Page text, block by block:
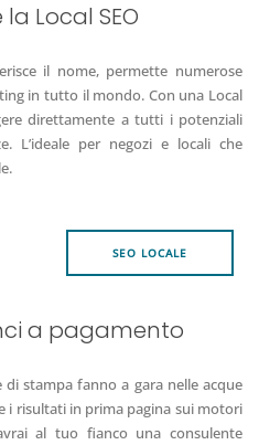
Local SEO
il nome, permette numerose
in tutto il mondo. Con una Local
direttamente a tutti i potenziali
L’ideale per negozi e locali che
SEO LOCALE
a pagamento
di stampa fanno a gara nelle acque
i risultati in prima pagina sui motori
al tuo fianco una consulente